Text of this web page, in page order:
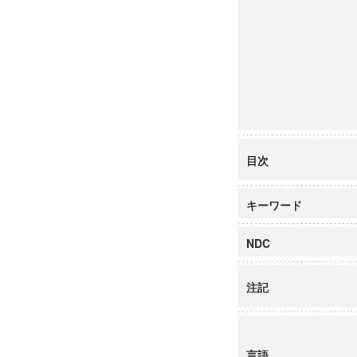
目次
キーワード
NDC
注記